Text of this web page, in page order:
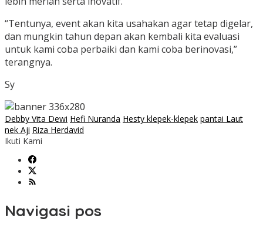
“Tentunya, event akan kita usahakan agar tetap digelar,
dan mungkin tahun depan akan kembali kita evaluasi
untuk kami coba perbaiki dan kami coba berinovasi,”
terangnya.
Sy
Debby Vita Dewi Hefi Nuranda Hesty klepek-klepek pantai Laut
nek Aji Riza Herdavid
Ikuti Kami
Navigasi pos